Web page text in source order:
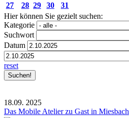
27
28 29 30
31
Hier können Sie gezielt suchen:
Kategorie
Suchwort
Datum
reset
18.09. 2025
Das Mobile Atelier zu Gast in Miesbach